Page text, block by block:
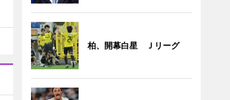
柏、開幕白星 Ｊリーグ